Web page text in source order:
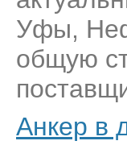
Уфы,
общую
Анкер в